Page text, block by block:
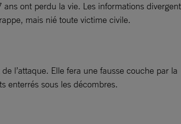
ont perdu la vie. Les informations divergent
mais nié toute victime civile.
l’attaque. Elle fera une fausse couche par la
enterrés sous les décombres.